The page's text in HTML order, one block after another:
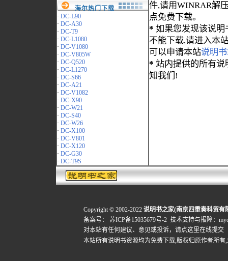
海尔热门下载
· DC-L90
· DC-A30
· DC-T9
· DC-L1080
· DC-V1080
· DC-V805W
· DC-Q520
· DC-L1270
· DC-S66
· DC-A21
· DC-V1082
· DC-X90
· DC-W21
· DC-S40
· DC-W26
· DC-X100
· DC-V801
· DC-X120
· DC-G30
· DC-T9S
件,请用WINRAR解
点免费下载。
* 如果您发现该说明
不能下载,请进入本
可以申请本站说明
* 站内提供的所有
知我们!
Copyright © 2002-2022 说明书之家(南京四重奏科贸有
备案号：
苏ICP备15035679号-2 技术支持与报障：
对本站有任何建议、意见或投诉， 请点这里在线提交
本站所有说明书资源均为免费下载,版权归原作者所